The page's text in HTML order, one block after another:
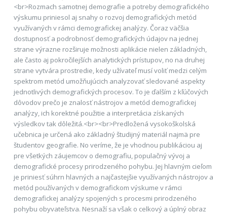
<br>Rozmach samotnej demografie a potreby demografického
výskumu priniesol aj snahy o rozvoj demografických metód
využívaných v rámci demografickej analýzy. Čoraz väčšia
dostupnosť a podrobnosť demografických údajov na jednej
strane výrazne rozširuje možnosti aplikácie nielen základných,
ale často aj pokročilejších analytických prístupov, no na druhej
strane vytvára prostredie, kedy užívateľ musí voliť medzi celým
spektrom metód umožňujúcich analyzovať sledované aspekty
jednotlivých demografických procesov. To je ďalším z kľúčových
dôvodov prečo je znalosť nástrojov a metód demografickej
analýzy, ich korektné použitie a interpretácia získaných
výsledkov tak dôležitá.<br><br>Predložená vysokoškolská
učebnica je určená ako základný študijný materiál najmä pre
študentov geografie. No veríme, že je vhodnou publikáciou aj
pre všetkých záujemcov o demografiu, populačný vývoj a
demografické procesy prirodzeného pohybu. Jej hlavným cieľom
je priniesť súhrn hlavných a najčastejšie využívaných nástrojov a
metód používaných v demografickom výskume v rámci
demografickej analýzy spojených s procesmi prirodzeného
pohybu obyvateľstva. Nesnaží sa však o celkový a úplný obraz